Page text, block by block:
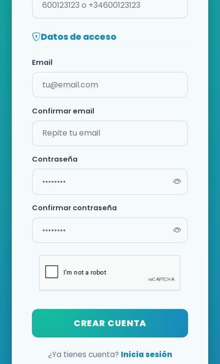
Datos de acceso
Email
Confirmar email
Contraseña
Confirmar contraseña
CREAR CUENTA
¿Ya tienes cuenta? Inicia sesión